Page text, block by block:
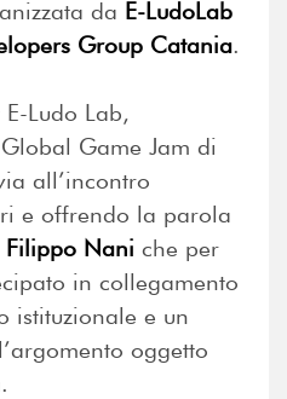
da E-LudoLab
Group Catania.
E-Ludo Lab,
Game Jam di
all’incontro
e offrendo la parola
Filippo Nani che per
in collegamento
istituzionale e un
oggetto